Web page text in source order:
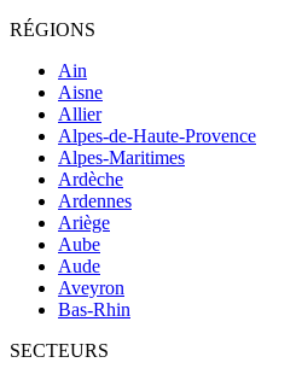
RÉGIONS
Ain
Aisne
Allier
Alpes-de-Haute-Provence
Alpes-Maritimes
Ardèche
Ardennes
Ariège
Aube
Aude
Aveyron
Bas-Rhin
SECTEURS